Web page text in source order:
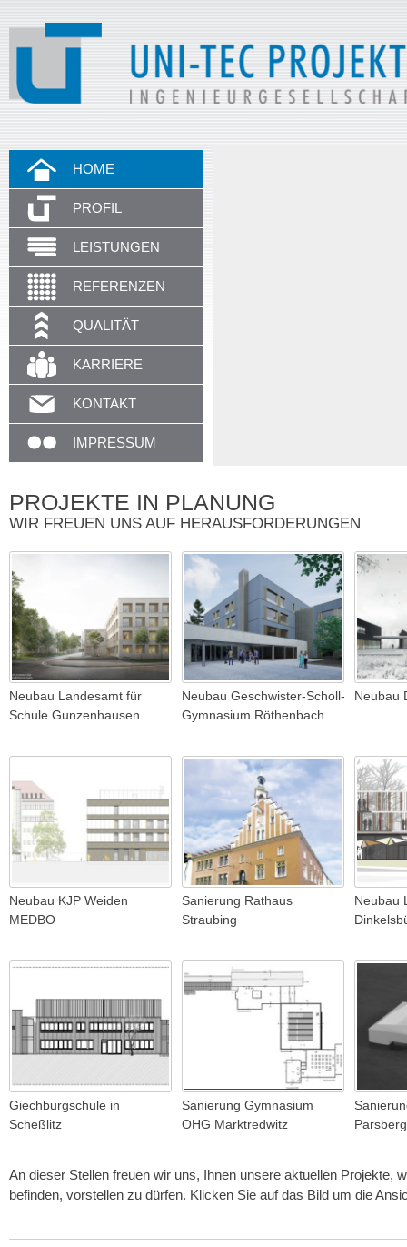
HOME
PROFIL
LEISTUNGEN
REFERENZEN
QUALITÄT
KARRIERE
KONTAKT
IMPRESSUM
PROJEKTE IN PLANUNG
WIR FREUEN UNS AUF HERAUSFORDERUNGEN
Neubau Landesamt für
Schule Gunzenhausen
Neubau Geschwister-Scholl-
Gymnasium Röthenbach
Neubau
Neubau KJP Weiden
MEDBO
Sanierung Rathaus
Straubing
Neubau
Giechburgschule in
Scheßlitz
Sanierung Gymnasium
OHG Marktredwitz
Parsberg
An dieser Stellen freuen wir uns, Ihnen unsere aktuellen Projekte,
befinden, vorstellen zu dürfen. Klicken Sie auf das Bild um die